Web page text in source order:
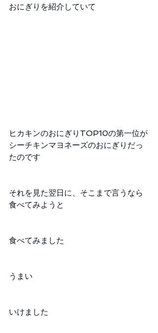
おにぎりを紹介していて
ヒカキンのおにぎりTOP10の第一位が
シーチキンマヨネーズのおにぎりだっ
たのです
それを見た翌日に、そこまで言うなら
食べてみようと
食べてみました
うまい
いけました